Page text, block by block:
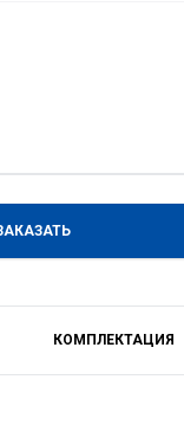
КОМПЛЕКТАЦИЯ